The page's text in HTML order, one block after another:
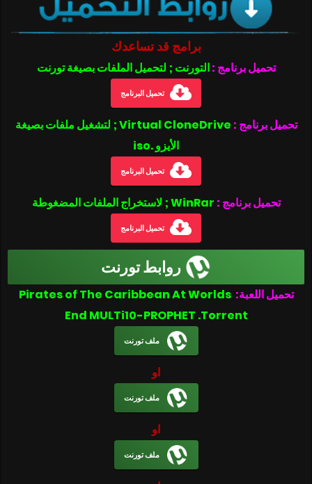
برامج قد تساعدك
تحميل برنامج :التورنت ; لتحميل الملفات بصيغة تورنت
تحميل البرنامج
تحميل برنامج :
Virtual CloneDrive ; لتشغيل ملفات بصيغة
الأيزو .iso
تحميل البرنامج
تحميل برنامج : WinRar ; لاستخراج الملفات المضغوطة
تحميل البرنامج
روابط تورنت
تحميل اللعبة: Pirates of The Caribbean At Worlds
End MULTi10-PROPHET .Torrent
ملف تورنت
او
ملف تورنت
او
ملف تورنت